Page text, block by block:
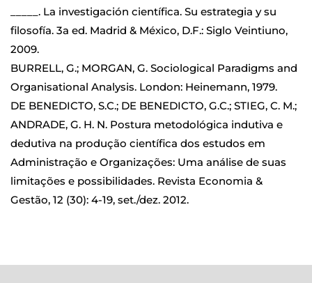
_____. La investigación científica. Su estrategia y su
filosofía. 3a ed. Madrid & México, D.F.: Siglo Veintiuno,
2009.
BURRELL, G.; MORGAN, G. Sociological Paradigms and
Organisational Analysis. London: Heinemann, 1979.
DE BENEDICTO, S.C.; DE BENEDICTO, G.C.; STIEG, C. M.;
ANDRADE, G. H. N. Postura metodológica indutiva e
dedutiva na produção científica dos estudos em
Administração e Organizações: Uma análise de suas
limitações e possibilidades. Revista Economia &
Gestão, 12 (30): 4-19, set./dez. 2012.